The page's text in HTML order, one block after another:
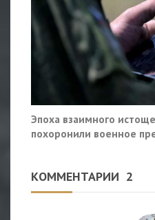
Эпоха взаимного
похоронили военное
КОММЕНТАРИИ 2